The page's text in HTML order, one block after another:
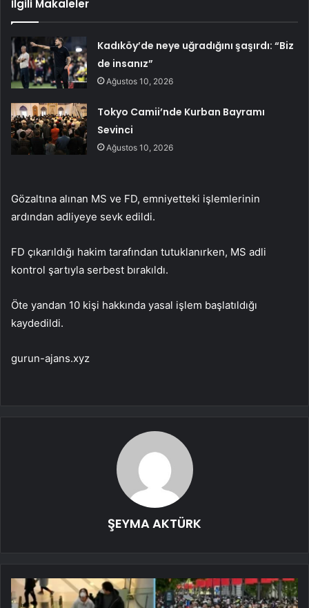
İlgili Makaleler
Kadıköy’de neye uğradığını şaşırdı: “Biz
de insanız”
Ağustos 10, 2026
Tokyo Camii’nde Kurban Bayramı
Sevinci
Ağustos 10, 2026
Gözaltına alınan MS ve FD, emniyetteki işlemlerinin
ardından adliyeye sevk edildi.
FD çıkarıldığı hakim tarafından tutuklanırken, MS adli
kontrol şartıyla serbest bırakıldı.
Öte yandan 10 kişi hakkında yasal işlem başlatıldığı
kaydedildi.
gurun-ajans.xyz
ŞEYMA AKTÜRK